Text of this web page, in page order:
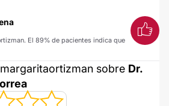
El 89% de pacientes indica que
sobre Dr.